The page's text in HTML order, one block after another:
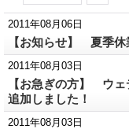
2011年08月06日
【お知らせ】 夏季休
2011年08月03日
【お急ぎの方】 ウェ
追加しました！
2011年08月03日